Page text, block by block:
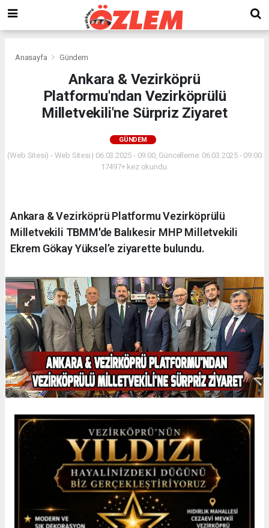
Anasayfa Gündem
Ankara & Vezirköprü
Platformu'ndan Vezirköprülü
Milletvekili'ne Sürpriz Ziyaret
GÜNDEM
(Web Sitesi) - Web Sitesi | 06.03.2025 - 09:00, Güncelleme: 06.03.2025 - 09:00
17497+ kez okundu.
Ankara & Vezirköprü Platformu Vezirköprülü
Milletvekili TBMM'de Balıkesir MHP Milletvekili
Ekrem Gökay Yüksel’e ziyarette bulundu.